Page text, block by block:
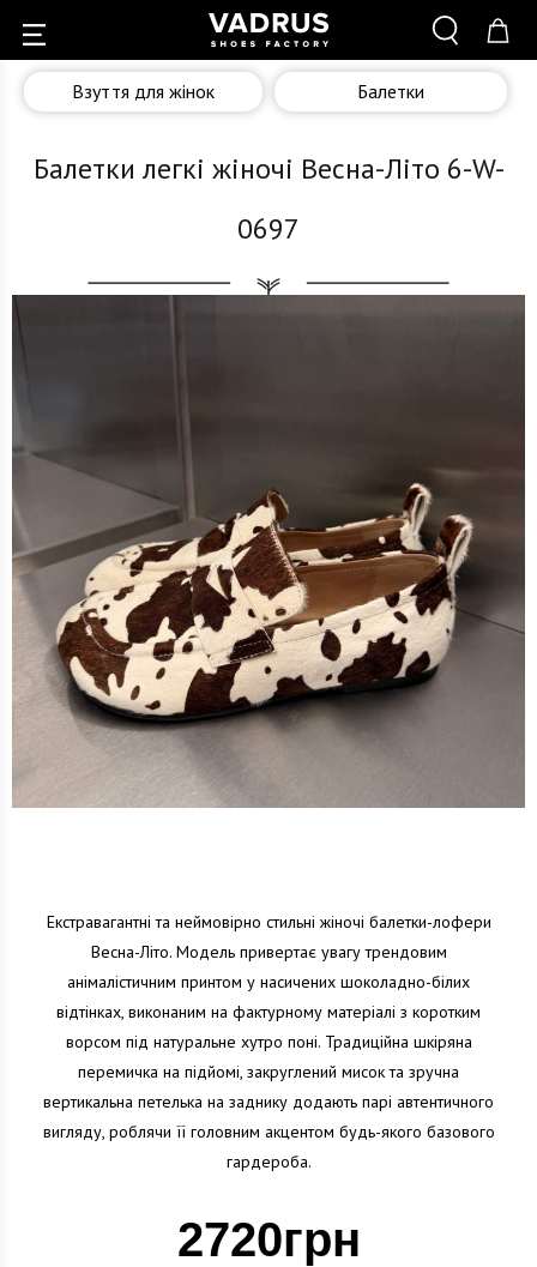
Взуття для жінок Балетки
Балетки легкі жіночі Весна-Літо 6-W-
0697
Екстравагантні та неймовірно стильні жіночі балетки-лофери
Весна-Літо. Модель привертає увагу трендовим
анімалістичним принтом у насичених шоколадно-білих
відтінках, виконаним на фактурному матеріалі з коротким
ворсом під натуральне хутро поні. Традиційна шкіряна
перемичка на підйомі, закруглений мисок та зручна
вертикальна петелька на заднику додають парі автентичного
вигляду, роблячи її головним акцентом будь-якого базового
гардероба.
2720грн